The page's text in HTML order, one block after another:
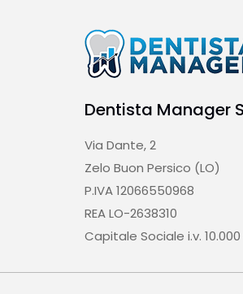
Dentista Manager
Via Dante, 2
Zelo Buon Persico (LO)
P.IVA 12066550968
REA LO-2638310
Capitale Sociale i.v.